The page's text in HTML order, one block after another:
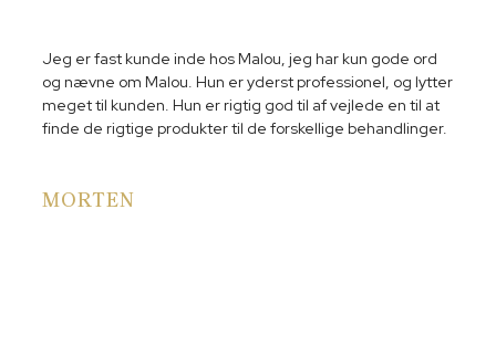
Jeg er fast kunde inde hos Malou, jeg har kun gode ord
og nævne om Malou. Hun er yderst professionel, og lytter
meget til kunden. Hun er rigtig god til af vejlede en til at
finde de rigtige produkter til de forskellige behandlinger.
MORTEN